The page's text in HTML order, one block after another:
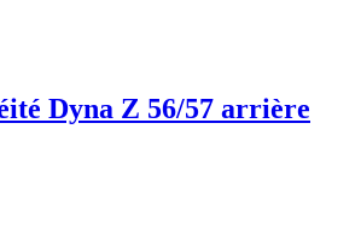
Dyna Z 56/57 arrière